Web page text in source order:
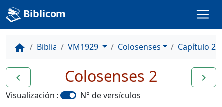
Biblicom
home Biblia VM1929 Colosenses Capítulo 2
navigate_before navigate_next
Colosenses 2
Visualización : N° de versículos